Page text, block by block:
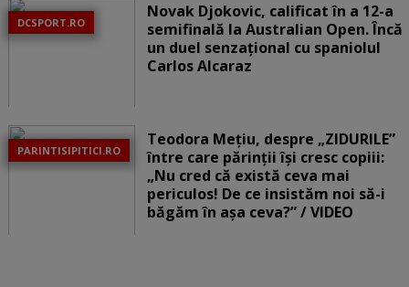
DCSPORT.RO
Novak Djokovic, calificat în a 12-a
semifinală la Australian Open. Încă
un duel senzațional cu spaniolul
Carlos Alcaraz
PARINTISIPITICI.RO
Teodora Mețiu, despre „ZIDURILE”
între care părinții își cresc copiii:
„Nu cred că există ceva mai
periculos! De ce insistăm noi să-i
băgăm în așa ceva?” / VIDEO